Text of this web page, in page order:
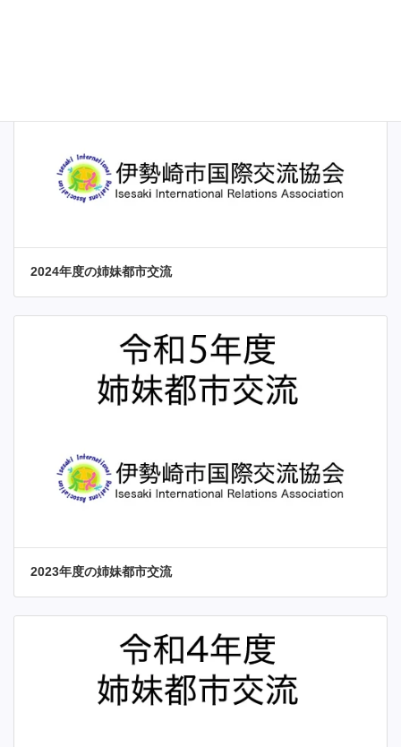
2024年度の姉妹都市交流
2023年度の姉妹都市交流